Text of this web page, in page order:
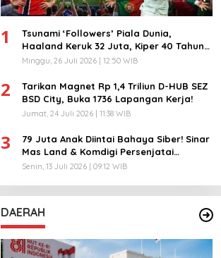
1
Tsunami ‘Followers’ Piala Dunia,
Haaland Keruk 32 Juta, Kiper 40 Tahun
Bikin Geger!
Minggu, 26 Juli 2026 | 12:50 WIB
2
Tarikan Magnet Rp 1,4 Triliun D-HUB SEZ
BSD City, Buka 1736 Lapangan Kerja!
Jumat, 24 Juli 2026 | 11:38 WIB
3
79 Juta Anak Diintai Bahaya Siber! Sinar
Mas Land & Komdigi Persenjatai
Ratusan Guru!
Senin, 13 Juli 2026 | 09:12 WIB
DAERAH